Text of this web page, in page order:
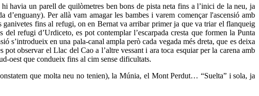
havia un parell de quilòmetres ben bons de pista neta fins a l’inici de la neu, ja
Per allà vam amagar les bambes i varem començar l'ascensió amb
fins al refugi, on en Bernat va arribar primer ja que va triar el flanqueig
refugi d’Urdiceto, es pot contemplar l’escarpada cresta que formen la Punta
s’introdueix en una pala-canal ampla però cada vegada més dreta, que es deixa
observar el Llac del Cao a l’altre vessant i ara toca esquiar per la carena amb
oest que condueix fins al cim sense dificultats.
que molta neu no tenien), la Múnia, el Mont Perdut… “Suelta” i sola, ja